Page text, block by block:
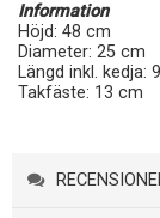
Information
Höjd: 48 cm
Diameter: 25 cm
Längd inkl. kedja:
Takfäste: 13 cm